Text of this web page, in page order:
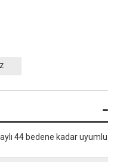
44 bedene kadar uyumlu